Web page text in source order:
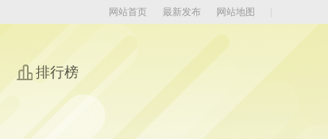
网站地图
最新发布
网站首页
排行榜